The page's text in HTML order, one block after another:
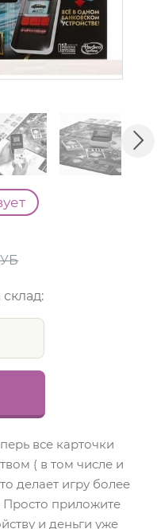
все карточки
( в том числе и
делает игру более
Просто приложите
и деньги уже